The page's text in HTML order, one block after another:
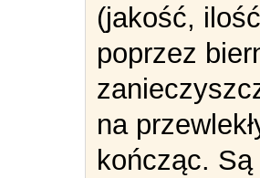
(jakość,
poprzez
na
kończąc.